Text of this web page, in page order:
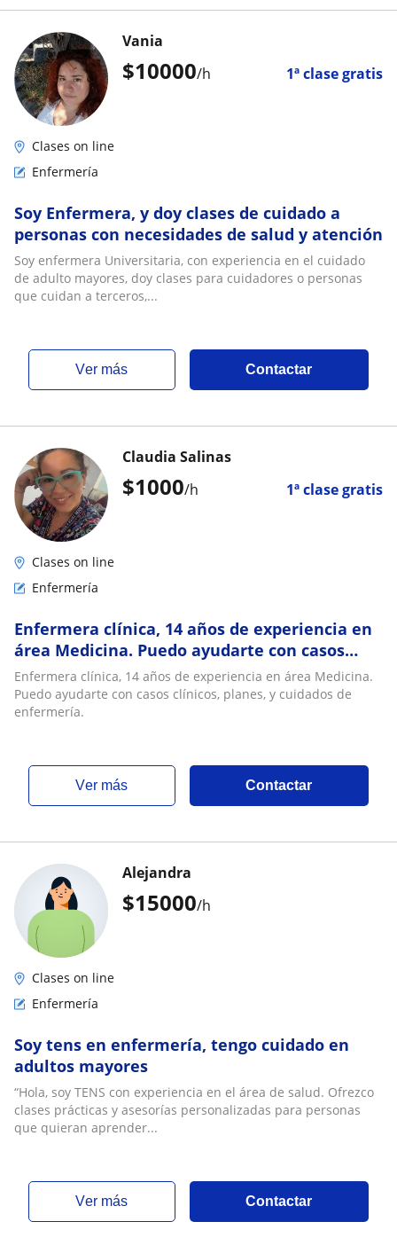
$10000/h 1ª clase gratis
Vania
Clases on line
Enfermería
Soy Enfermera, y doy clases de cuidado a
personas con necesidades de salud y atención
Soy enfermera Universitaria, con experiencia en el cuidado
de adulto mayores, doy clases para cuidadores o personas
que cuidan a terceros,...
ver más Contactar
$1000/h 1ª clase gratis
Claudia Salinas
Clases on line
Enfermería
Enfermera clínica, 14 años de experiencia en
área Medicina. Puedo ayudarte con casos
clínicos, planes, y cuidados de enfermería
Enfermera clínica, 14 años de experiencia en área Medicina.
Puedo ayudarte con casos clínicos, planes, y cuidados de
enfermería.
ver más Contactar
$15000/h
Alejandra
Clases on line
Enfermería
Soy tens en enfermería, tengo cuidado en
adultos mayores
“Hola, soy TENS con experiencia en el área de salud. Ofrezco
clases prácticas y asesorías personalizadas para personas
que quieran aprender...
ver más Contactar